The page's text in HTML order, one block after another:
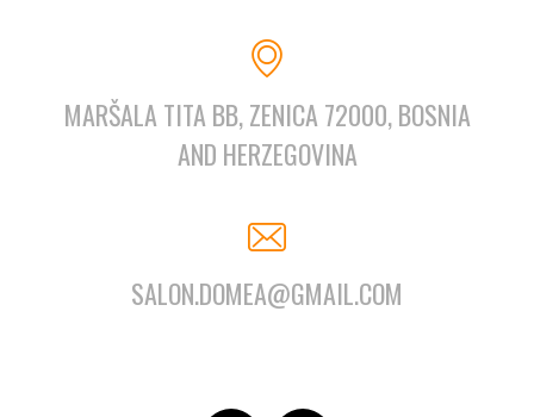
MARŠALA TITA BB, ZENICA 72000, BOSNIA
AND HERZEGOVINA
SALON.DOMEA@GMAIL.COM